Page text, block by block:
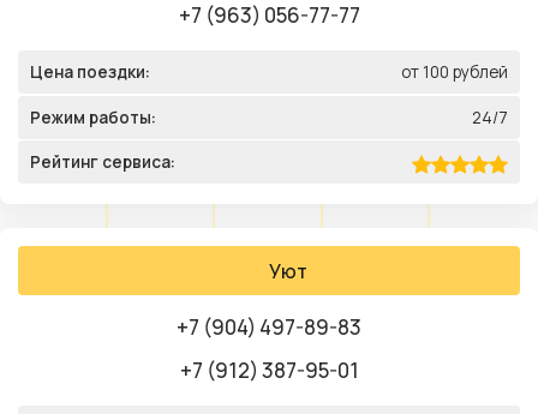
+7 (963) 056-77-77
Цена поездки: от 100 рублей
Режим работы: 24/7
Рейтинг сервиса:
Уют
+7 (904) 497-89-83
+7 (912) 387-95-01